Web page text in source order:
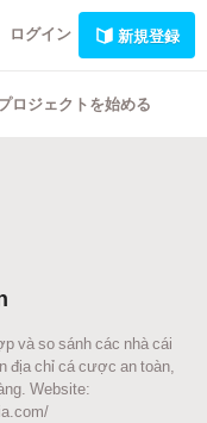
ログイン 新規登録
ロジェクトを始める
và so sánh các nhà cái
địa chỉ cá cược an toàn,
Website: